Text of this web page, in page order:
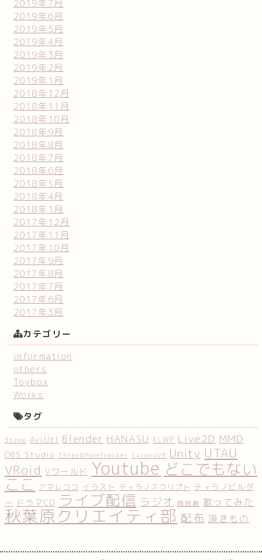
2019年7月
2019年6月
2019年5月
2019年4月
2019年3月
2019年2月
2019年1月
2018年12月
2018年11月
2018年10月
2018年9月
2018年8月
2018年7月
2018年6月
2018年5月
2018年4月
2018年1月
2017年12月
2017年11月
2017年10月
2017年9月
2017年8月
2017年7月
2017年6月
2017年3月
カテゴリー
information
others
Toybox
Works
タグ
3tene AviUtl Blender HANASU KLWP Live2D MMD
OBS Studio ThreeDPoseTracker tyranoVR Unity UTAU
VRoid Vワールド Youtube どこでもない
ここ アマレココ イラスト ティラノスクリプト ティラノビルダ
ー
ドラマCD ライブ配信 ラジオ 朗読劇 歌ってみた
秋葉原クリエイティ部 配布 頂きもの